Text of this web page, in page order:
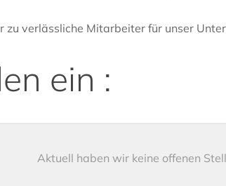
verlässliche Mitarbeiter für unser
ein :
Aktuell haben wir keine offenen